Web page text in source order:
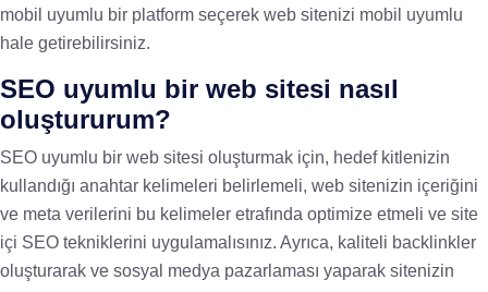
mobil uyumlu bir platform seçerek web sitenizi mobil uyumlu
hale getirebilirsiniz.
SEO uyumlu bir web sitesi nasıl
oluştururum?
SEO uyumlu bir web sitesi oluşturmak için, hedef kitlenizin
kullandığı anahtar kelimeleri belirlemeli, web sitenizin içeriğini
ve meta verilerini bu kelimeler etrafında optimize etmeli ve site
içi SEO tekniklerini uygulamalısınız. Ayrıca, kaliteli backlinkler
oluşturarak ve sosyal medya pazarlaması yaparak sitenizin